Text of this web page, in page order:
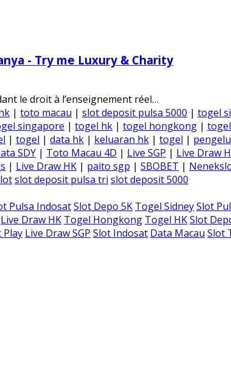
- Try me Luxury & Charity
le droit à l’enseignement réel…
| toto macau | slot deposit pulsa 5000 | togel
singapore | togel hk | togel hongkong |
| togel | data hk | keluaran hk | togel |
SDY | Toto Macau 4D | Live SGP | Live Draw
| Live Draw HK | paito sgp | SBOBET |
slot deposit pulsa tri slot deposit 5000
Pulsa IndosatSlot Depo 5K Togel SidneySlot
Live Draw HK Togel Hongkong Togel HKSlot
Play Live Draw SGP Slot Indosat Data Macau Slot